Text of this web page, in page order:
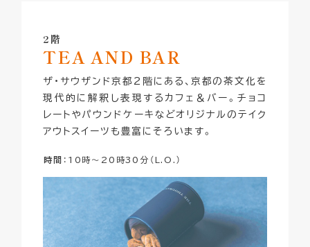
2階
TEA AND BAR
ザ・サウザンド京都2階にある、京都の茶文化を
現代的に解釈し表現するカフェ＆バー。チョコ
レートやパウンドケーキなどオリジナルのテイク
アウトスイーツも豊富にそろいます。
時間 ：10時～20時30分（L.O.）